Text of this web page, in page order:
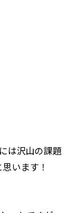
は沢山の課題
います！